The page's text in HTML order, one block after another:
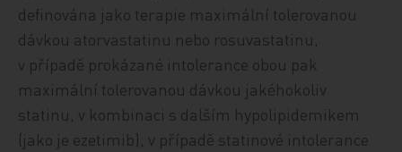
definována jako terapie maximální tolerovanou
dávkou atorvastatinu nebo rosuvastatinu,
v případě prokázané intolerance obou pak
maximální tolerovanou dávkou jakéhokoliv
statinu, v kombinaci s dalším hypolipidemikem
(jako je ezetimib), v případě statinové intolerance